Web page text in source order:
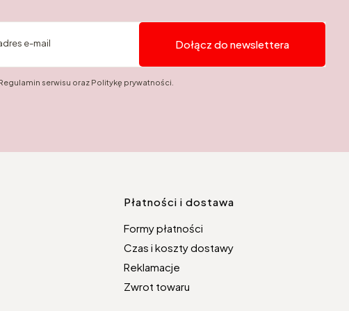
e-mail Dołącz do newslettera
serwisu oraz Politykę prywatności.
Płatności i dostawa
Formy płatności
Czas i koszty dostawy
Reklamacje
Zwrot towaru